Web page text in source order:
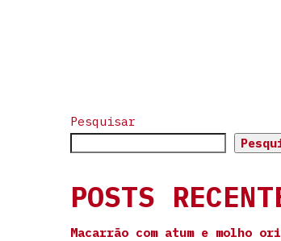
Pesquisar
POSTS
Macarrão com atum e molho